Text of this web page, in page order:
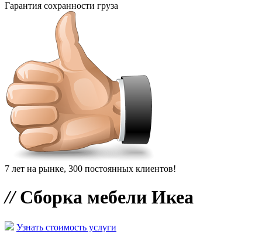
Гарантия сохранности груза
7 лет на рынке, 300 постоянных клиентов!
//Сборка мебели Икеа
Узнать стоимость услуги